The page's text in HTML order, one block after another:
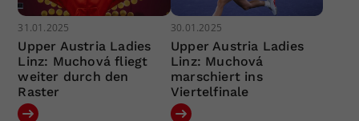
31.01.2025
Upper Austria Ladies
Linz: Muchová fliegt
weiter durch den
Raster
30.01.2025
Upper Austria Ladies
Linz: Muchová
marschiert ins
Viertelfinale